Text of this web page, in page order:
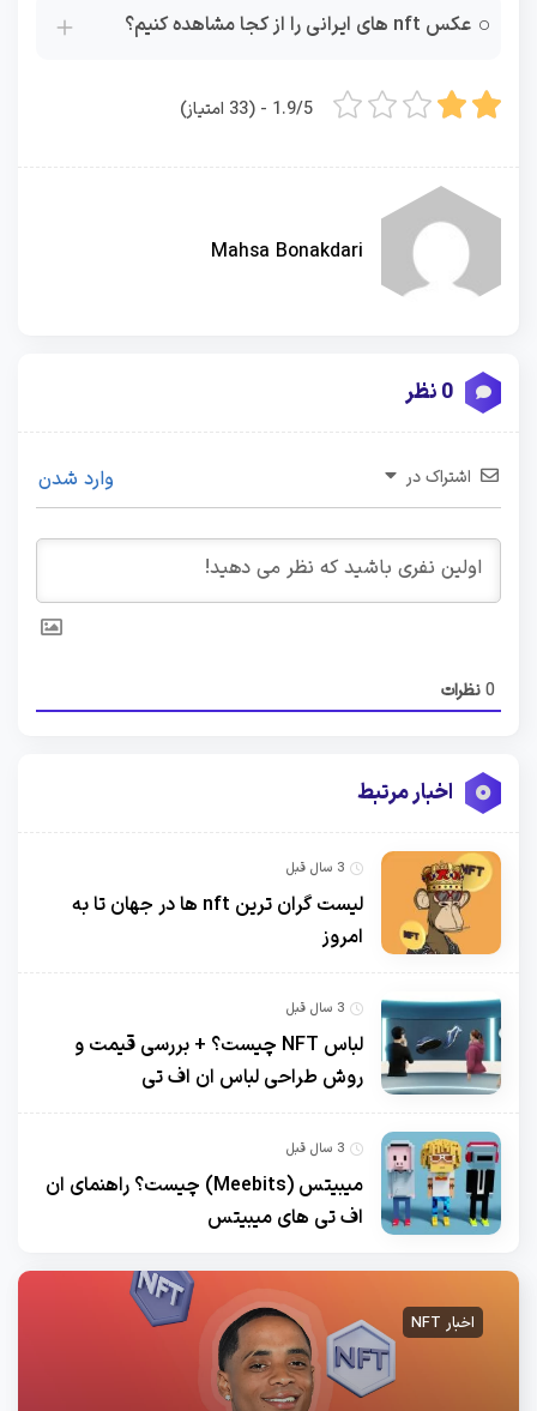
عکس nft های ایرانی را از کجا مشاهده کنیم؟
1.9/5 - (33 امتیاز)
Mahsa Bonakdari
اشتراک در وارد شدن
0نظرات
اخبار مرتبط
3 سال قبل
لیست گران ترین nft ها در جهان تا به
امروز
3 سال قبل
لباس NFT چیست؟ + بررسی قیمت و
روش طراحی لباس ان اف تی
3 سال قبل
میبیتس (Meebits) چیست؟ راهنمای ان
اف تی های میبیتس
اخبار NFT